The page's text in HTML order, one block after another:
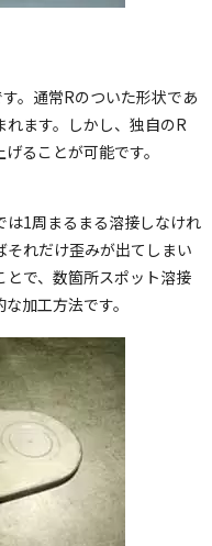
。通常Rのついた形状であ
ます。しかし、独自のR
ることが可能です。
は1周まるまる溶接しなけれ
れだけ歪みが出てしまい
とで、数箇所スポット溶接
加工方法です。